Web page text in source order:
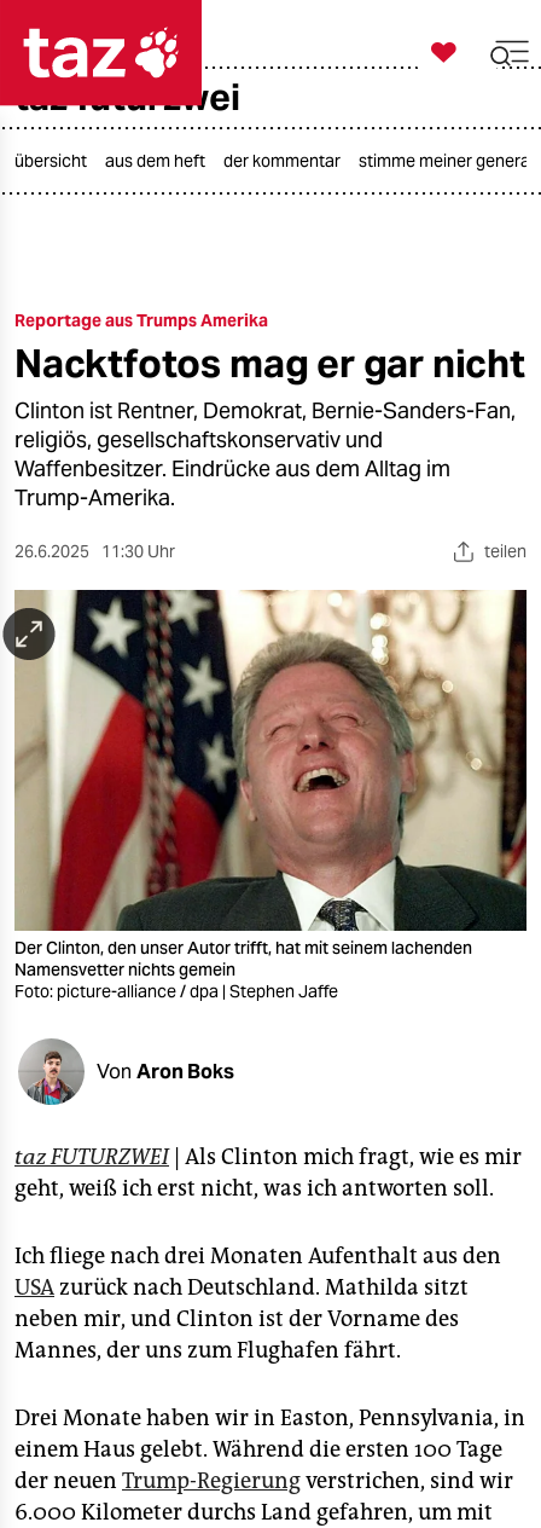
taz zahl ich
öko
gesellschaft
kultur
sport
berlin
nord
wahrheit
verlag
verlag
veranstaltungen
fragen & hilfe
unterstützen
abo
genossenschaft
epaper login

taz zahl ich
taz futurzwei
übersicht aus dem heft der kommentar stimme meiner
Reportage aus Trumps Amerika
Nacktfotos mag er gar nicht
Clinton ist Rentner, Demokrat, Bernie-Sanders-Fan,
religiös, gesellschaftskonservativ und
Waffenbesitzer. Eindrücke aus dem Alltag im
Trump-Amerika.
26.6.2025 11:30 Uhr teilen
Der Clinton, den unser Autor trifft, hat mit seinem lachenden
Namensvetter nichts gemein
Foto: picture-alliance / dpa | Stephen Jaffe
Von Aron Boks
taz FUTURZWEI| Als Clinton mich fragt, wie es mir
geht, weiß ich erst nicht, was ich antworten soll.
Ich fliege nach drei Monaten Aufenthalt aus den
USAzurück nach Deutschland. Mathilda sitzt
neben mir, und Clinton ist der Vorname des
Mannes, der uns zum Flughafen fährt.
Drei Monate haben wir in Easton, Pennsylvania, in
einem Haus gelebt. Während die ersten 100 Tage
der neuen Trump-Regierungverstrichen, sind wir
6.000 Kilometer durchs Land gefahren, um mit